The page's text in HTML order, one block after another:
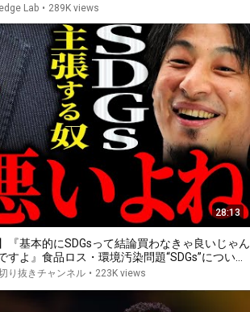
Lab • 289K views
28:13
『基本的にSDGsって結論買わなきゃ良いじゃん
すよ』食品ロス・環境汚染問題“SDGs”について
【切り抜き 2ちゃんねる 論破 きりぬき 目標 取
り抜きチャンネル • 223K views